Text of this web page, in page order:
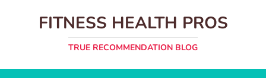
FITNESS HEALTH PROS
TRUE RECOMMENDATION BLOG